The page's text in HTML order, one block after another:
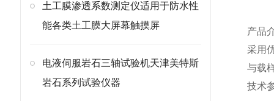
土工膜渗透系数测定仪适用于防水性
能各类土工膜大屏幕触摸屏
电液伺服岩石三轴试验机天津美特斯
岩石系列试验仪器
产品
采用
与载
技术